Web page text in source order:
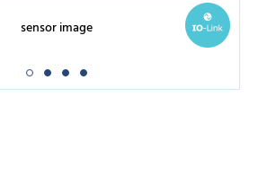
sensor image